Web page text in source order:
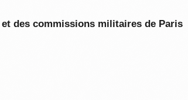
des commissions militaires de Paris